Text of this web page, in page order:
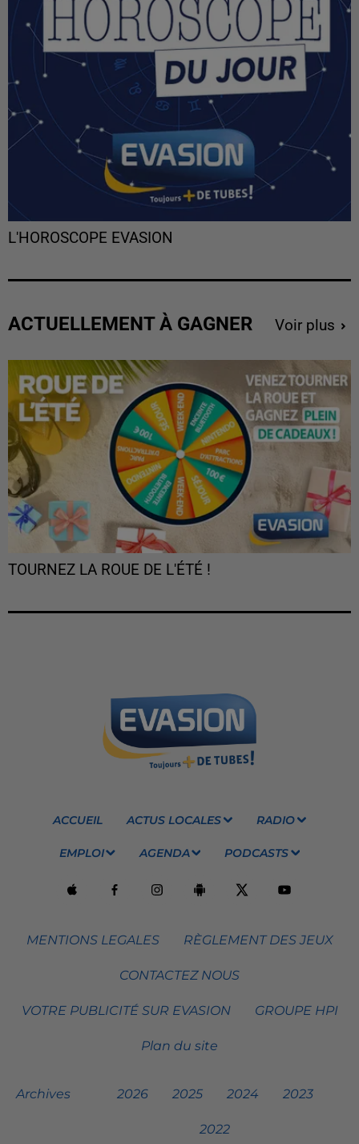
L'HOROSCOPE EVASION
ACTUELLEMENT À GAGNER Voir plus
TOURNEZ LA ROUE DE L'ÉTÉ !
ACCUEIL ACTUS LOCALES RADIO
EMPLOI AGENDA PODCASTS
MENTIONS LEGALES RÈGLEMENT DES JEUX
CONTACTEZ NOUS
VOTRE PUBLICITÉ SUR EVASION GROUPE HPI
Plan du site
Archives 2026 2025 2024 2023
2022